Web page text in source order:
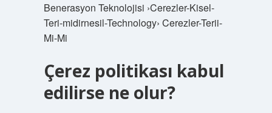
Benerasyon Teknolojisi ›Cerezler-Kisel-
Teri-midirnesil-Technology› Cerezler-Terii-
Mi-Mi
Çerez politikası kabul
edilirse ne olur?